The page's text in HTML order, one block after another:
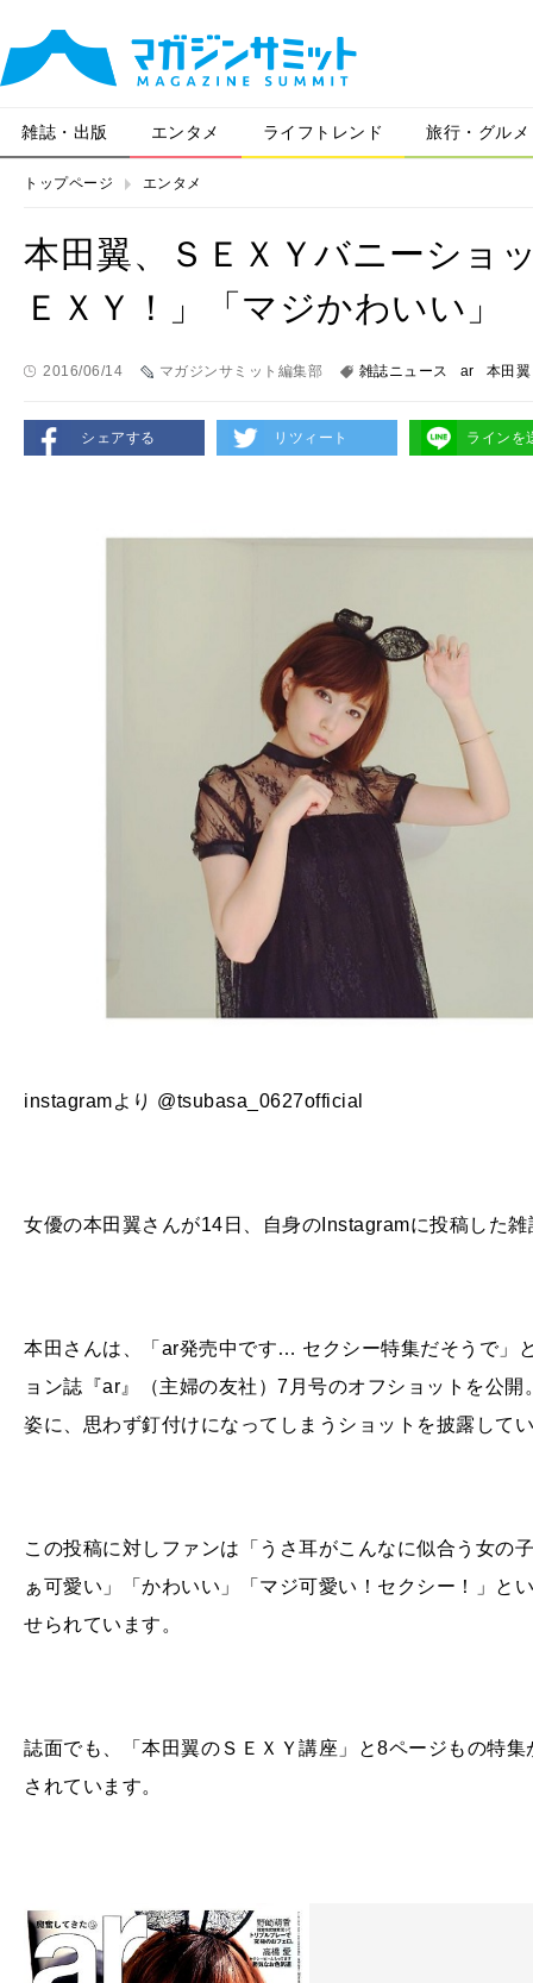
雑誌・出版 エンタメ ライフトレンド 旅行・グルメ
トップページ エンタメ
本田翼、ＳＥＸＹバニーショ
ＥＸＹ！」「マジかわいい」
2016/06/14 マガジンサミット編集部 雑誌ニュース ar 本田翼
シェアする リツィート ラインを
instagramより @tsubasa_0627official
女優の本田翼さんが14日、自身のInstagramに投稿した
本田さんは、「 ar発売中です… セクシー特集だそうで」
ョン誌『ar 』（主婦の友社） 7 月号のオフショットを公
姿に、思わず釘付けになってしまうショットを披露して
この投稿に対しファンは「 うさ耳がこんなに似合う女の
ぁ可愛い」「かわいい」「マジ可愛い！セクシー！」と
せられています。
誌面でも、「本田翼のＳＥＸＹ講座」と8ページもの特
されています。